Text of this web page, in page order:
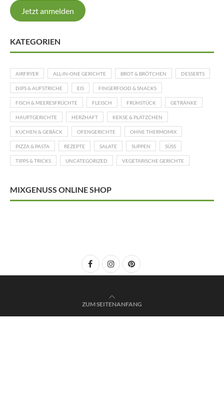
Jetzt anmelden
KATEGORIEN
AIRFRYER ALL-IN-ONE GERICHTE BROT & BRÖTCHEN DESSERTS
DIPS & AUFSTRICHE EIS FINGERFOOD & SNACKS
FISCH & MEERESFRÜCHTE FLEISCH FRÜHSTÜCK GETRÄNKE
HAUPTGERICHTE HERZHAFT KEKSE & PLÄTZCHEN
KUCHEN & GEBÄCK OFENGERICHTE OHNE THERMOMIX
PIZZA & PASTA REZEPTE SALATE SUPPEN SÜSS
TIPPS & TRICKS UNCATEGORIZED VEGETARISCHE GERICHTE
MIXGENUSS ONLINE SHOP
ZUM SEITENANFANG